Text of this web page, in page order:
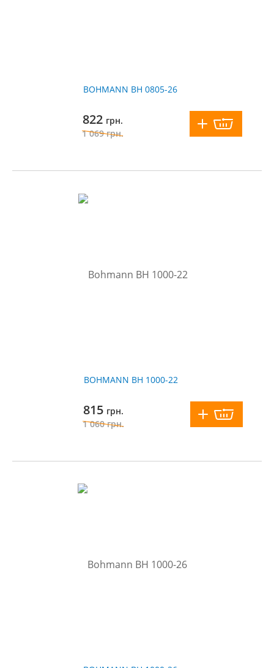
BOHMANN BH 0805-26
822 грн.
1 069грн.
BOHMANN BH 1000-22
815 грн.
1 060грн.